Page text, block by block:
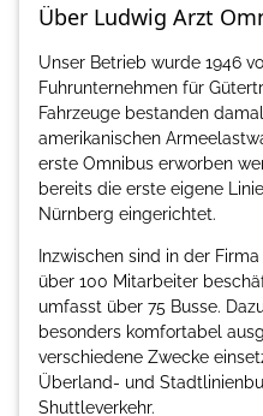
Über Ludwig Arzt
Unser Betrieb wurde 1946
Fuhrunternehmen für
Fahrzeuge bestanden
amerikanischen
erste Omnibus erworben
bereits die erste eigene
Nürnberg eingerichtet.
Inzwischen sind in der Firma
über 100 Mitarbeiter
umfasst über 75 Busse.
besonders komfortabel
verschiedene Zwecke
Überland- und
Shuttleverkehr.